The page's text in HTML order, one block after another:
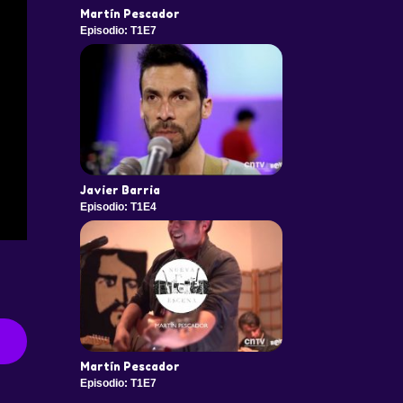
Martín Pescador
Episodio: T1E7
Javier Barria
Episodio: T1E4
Martín Pescador
Episodio: T1E7